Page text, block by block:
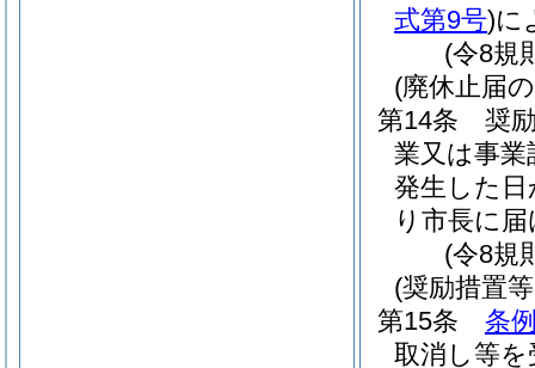
式第9号)に
(令8規
(廃休止届
第14条
奨
業又は事
発生した
り市長に
(令8規
(奨励措置
第15条
条
取消し等